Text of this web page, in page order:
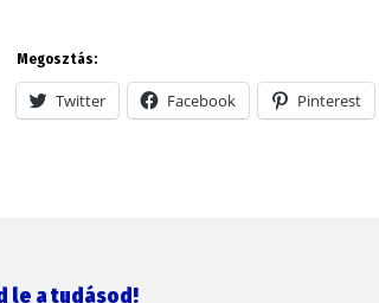
Megosztás:
Twitter Facebook Pinterest
le a tudásod!